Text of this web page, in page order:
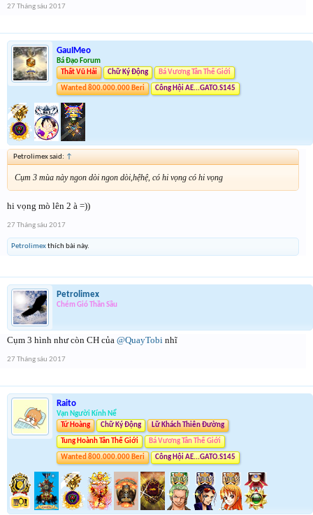
27 Tháng sáu 2017
GauIMeo
Bá Đạo Forum
Thất Vũ Hải
Chữ Ký Động Bá Vương Tân Thế Giới
Wanted 800.000.000 Beri Công Hội AE...GATO.S145
Petrolimex said: ↑
Cụm 3 mùa này ngon dòi ngon dòi,hệhệ, có hi vọng có hi vọng
hi vọng mò lên 2 à =))
27 Tháng sáu 2017
Petrolimexthích bài này.
Petrolimex
Chém Gió Thần Sầu
Cụm 3 hình như còn CH của @QuayTobi nhĩ
27 Tháng sáu 2017
Raito
Vạn Người Kính Nể
Tứ Hoàng
Chữ Ký Động Lữ Khách Thiên Đường
Tung Hoành Tân Thế Giới Bá Vương Tân Thế Giới
Wanted 800.000.000 Beri Công Hội AE...GATO.S145